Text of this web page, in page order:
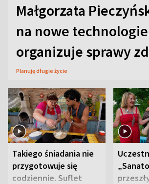
Małgorzata
na nowe
organizuje sprawy
Planuję długie życie
Takiego śniadania nie
przygotowuje się
codziennie. Suflet